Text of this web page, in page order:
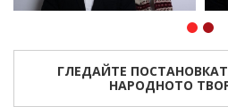
ГЛЕДАЙТЕ
НАРОДНОТО